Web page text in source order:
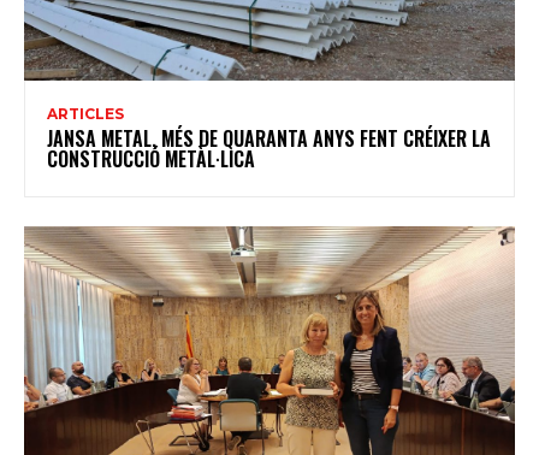
ARTICLES
JANSA METAL, MÉS DE QUARANTA ANYS FENT CRÉIXER LA
CONSTRUCCIÓ METÀL·LICA